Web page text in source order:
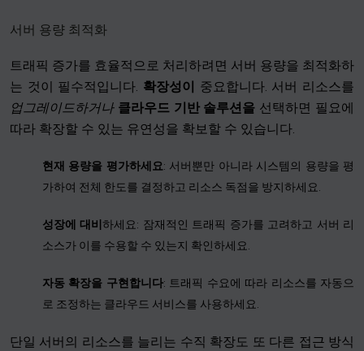
서버 용량 최적화
트래픽 증가를 효율적으로 처리하려면 서버 용량을 최적화하
는 것이 필수적입니다. 확장성이 중요합니다. 서버 리소스를
업그레이드하거나 클라우드 기반 솔루션을 선택하면 필요에
따라 확장할 수 있는 유연성을 확보할 수 있습니다.
현재 용량을 평가하세요: 서버뿐만 아니라 시스템의 용량을 평
가하여 전체 한도를 결정하고 리소스 독점을 방지하세요.
성장에 대비하세요: 잠재적인 트래픽 증가를 고려하고 서버 리
소스가 이를 수용할 수 있는지 확인하세요.
자동 확장을 구현합니다: 트래픽 수요에 따라 리소스를 자동으
로 조정하는 클라우드 서비스를 사용하세요.
단일 서버의 리소스를 늘리는 수직 확장도 또 다른 접근 방식